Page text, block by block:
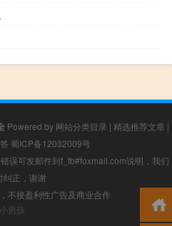
Powered by 网站分类目录 | 精选推荐文章 |
蜀ICP备12032009号
误可发邮件到f_fb#foxmail.com说明，我们
纠正，谢谢
不接盈利性广告及商业合作
小男孩